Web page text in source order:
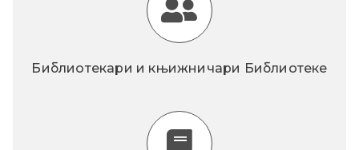
Библиотекари и књижничари Библиотеке